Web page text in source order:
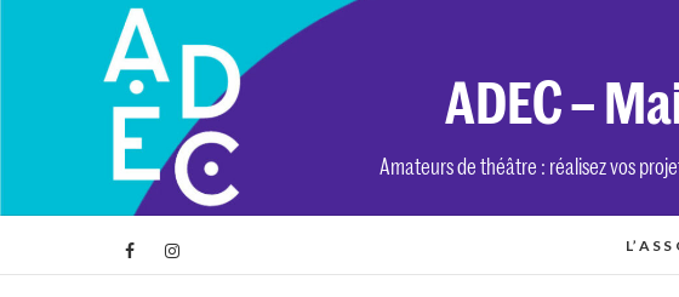
ADEC –
Amateurs de théâtre : réalisez vos